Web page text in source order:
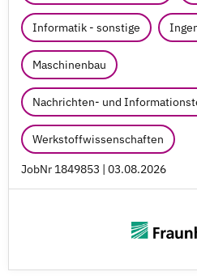
Informatik - sonstige
Maschinenbau
Nachrichten- und
Werkstoffwissenschaften
JobNr 1849853 | 03.08.2026